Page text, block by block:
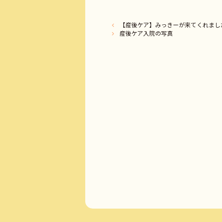
【産後ケア】みっきーが来てくれま
産後ケア入院の写真